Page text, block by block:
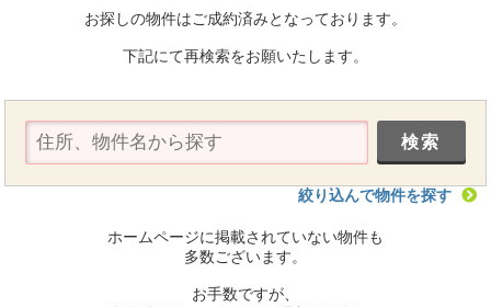
お探しの物件はご成約済みとなっております。
下記にて再検索をお願いたします。
絞り込んで物件を探す
ホームページに掲載されていない物件も
多数ございます。
お手数ですが、